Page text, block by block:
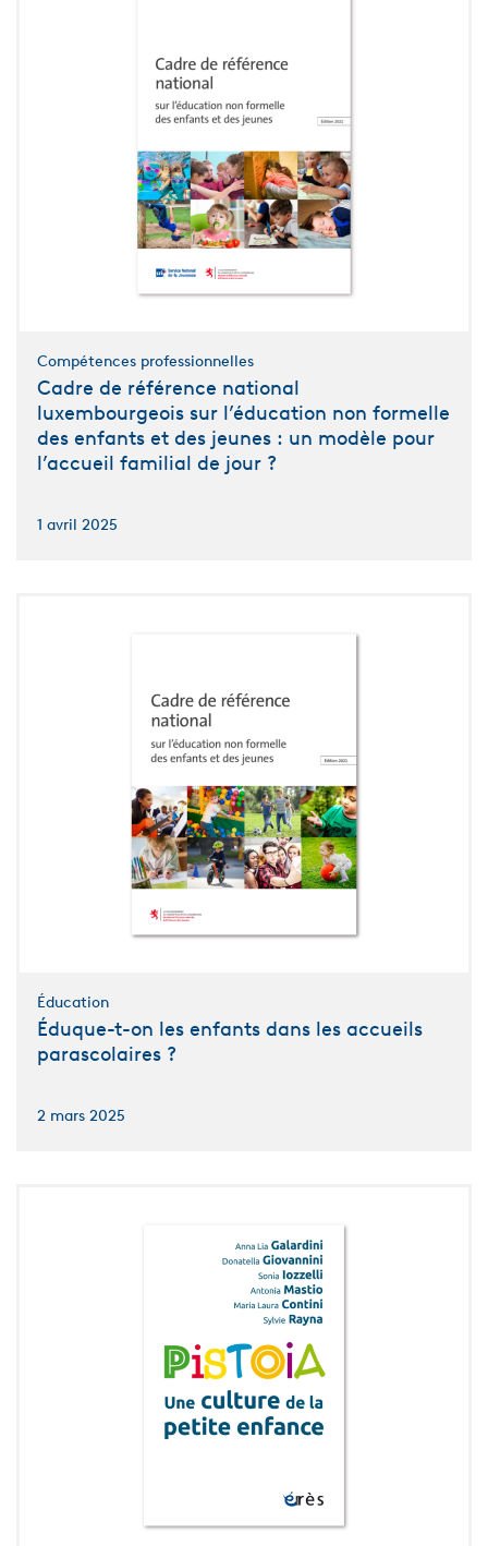
Compétences professionnelles
Cadre de référence national
luxembourgeois sur l’éducation non formelle
des enfants et des jeunes : un modèle pour
l’accueil familial de jour ?
1 avril 2025
Éducation
Éduque-t-on les enfants dans les accueils
parascolaires ?
2 mars 2025